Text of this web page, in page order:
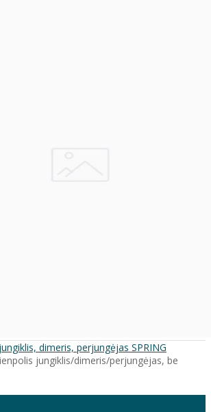
dimeris, perjungėjas SPRING
jungiklis/dimeris/perjungėjas, be